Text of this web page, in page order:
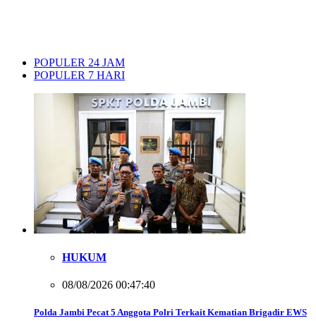
POPULER 24 JAM
POPULER 7 HARI
HUKUM
08/08/2026 00:47:40
Polda Jambi Pecat 5 Anggota Polri Terkait Kematian Brigadir EWS